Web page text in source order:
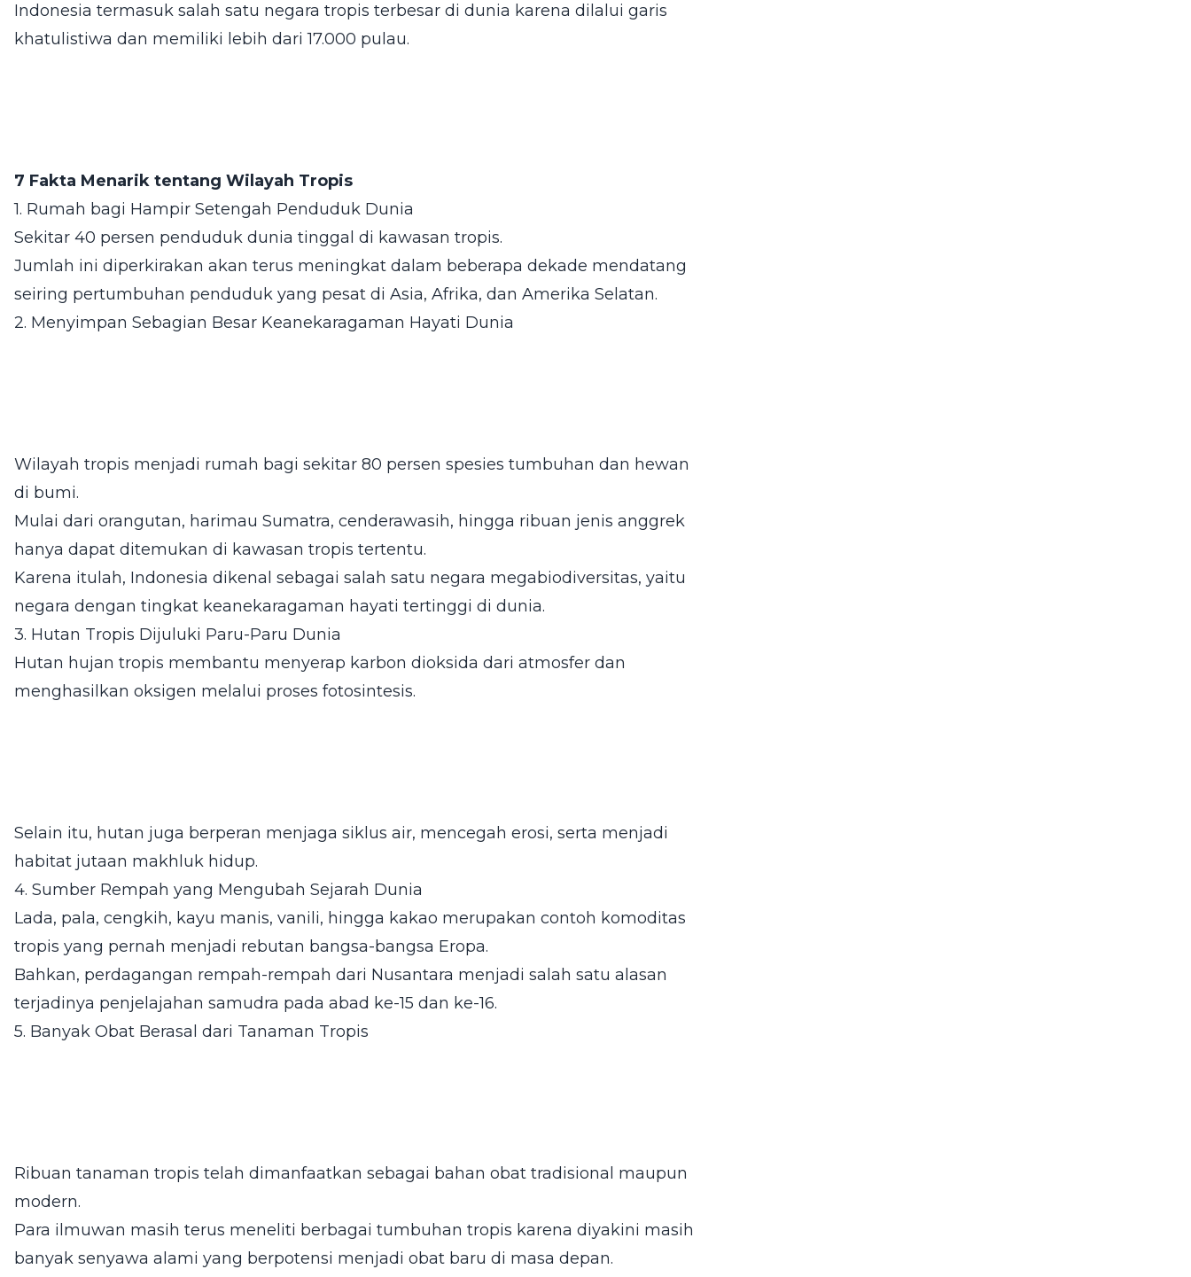
Indonesia termasuk salah satu negara tropis terbesar di dunia karena dilalui garis
khatulistiwa dan memiliki lebih dari 17.000 pulau.
7 Fakta Menarik tentang Wilayah Tropis
1. Rumah bagi Hampir Setengah Penduduk Dunia
Sekitar 40 persen penduduk dunia tinggal di kawasan tropis.
Jumlah ini diperkirakan akan terus meningkat dalam beberapa dekade mendatang
seiring pertumbuhan penduduk yang pesat di Asia, Afrika, dan Amerika Selatan.
2. Menyimpan Sebagian Besar Keanekaragaman Hayati Dunia
Wilayah tropis menjadi rumah bagi sekitar 80 persen spesies tumbuhan dan hewan
di bumi.
Mulai dari orangutan, harimau Sumatra, cenderawasih, hingga ribuan jenis anggrek
hanya dapat ditemukan di kawasan tropis tertentu.
Karena itulah, Indonesia dikenal sebagai salah satu negara megabiodiversitas, yaitu
negara dengan tingkat keanekaragaman hayati tertinggi di dunia.
3. Hutan Tropis Dijuluki Paru-Paru Dunia
Hutan hujan tropis membantu menyerap karbon dioksida dari atmosfer dan
menghasilkan oksigen melalui proses fotosintesis.
Selain itu, hutan juga berperan menjaga siklus air, mencegah erosi, serta menjadi
habitat jutaan makhluk hidup.
4. Sumber Rempah yang Mengubah Sejarah Dunia
Lada, pala, cengkih, kayu manis, vanili, hingga kakao merupakan contoh komoditas
tropis yang pernah menjadi rebutan bangsa-bangsa Eropa.
Bahkan, perdagangan rempah-rempah dari Nusantara menjadi salah satu alasan
terjadinya penjelajahan samudra pada abad ke-15 dan ke-16.
5. Banyak Obat Berasal dari Tanaman Tropis
Ribuan tanaman tropis telah dimanfaatkan sebagai bahan obat tradisional maupun
modern.
Para ilmuwan masih terus meneliti berbagai tumbuhan tropis karena diyakini masih
banyak senyawa alami yang berpotensi menjadi obat baru di masa depan.